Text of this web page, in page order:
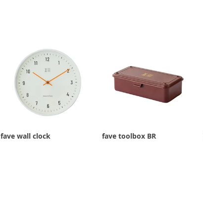
fave wall clock fave toolbox BR